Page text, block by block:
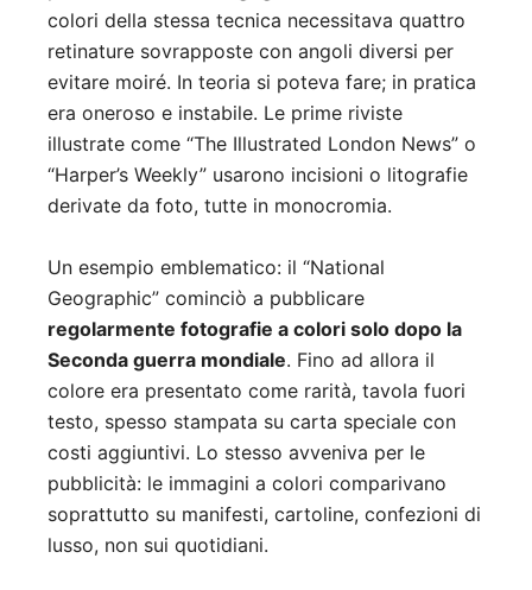
colori della stessa tecnica necessitava quattro
retinature sovrapposte con angoli diversi per
evitare moiré. In teoria si poteva fare; in pratica
era oneroso e instabile. Le prime riviste
illustrate come “The Illustrated London News” o
“Harper’s Weekly” usarono incisioni o litografie
derivate da foto, tutte in monocromia.
Un esempio emblematico: il “National
Geographic” cominciò a pubblicare
regolarmente fotografie a colori solo dopo la
Seconda guerra mondiale. Fino ad allora il
colore era presentato come rarità, tavola fuori
testo, spesso stampata su carta speciale con
costi aggiuntivi. Lo stesso avveniva per le
pubblicità: le immagini a colori comparivano
soprattutto su manifesti, cartoline, confezioni di
lusso, non sui quotidiani.